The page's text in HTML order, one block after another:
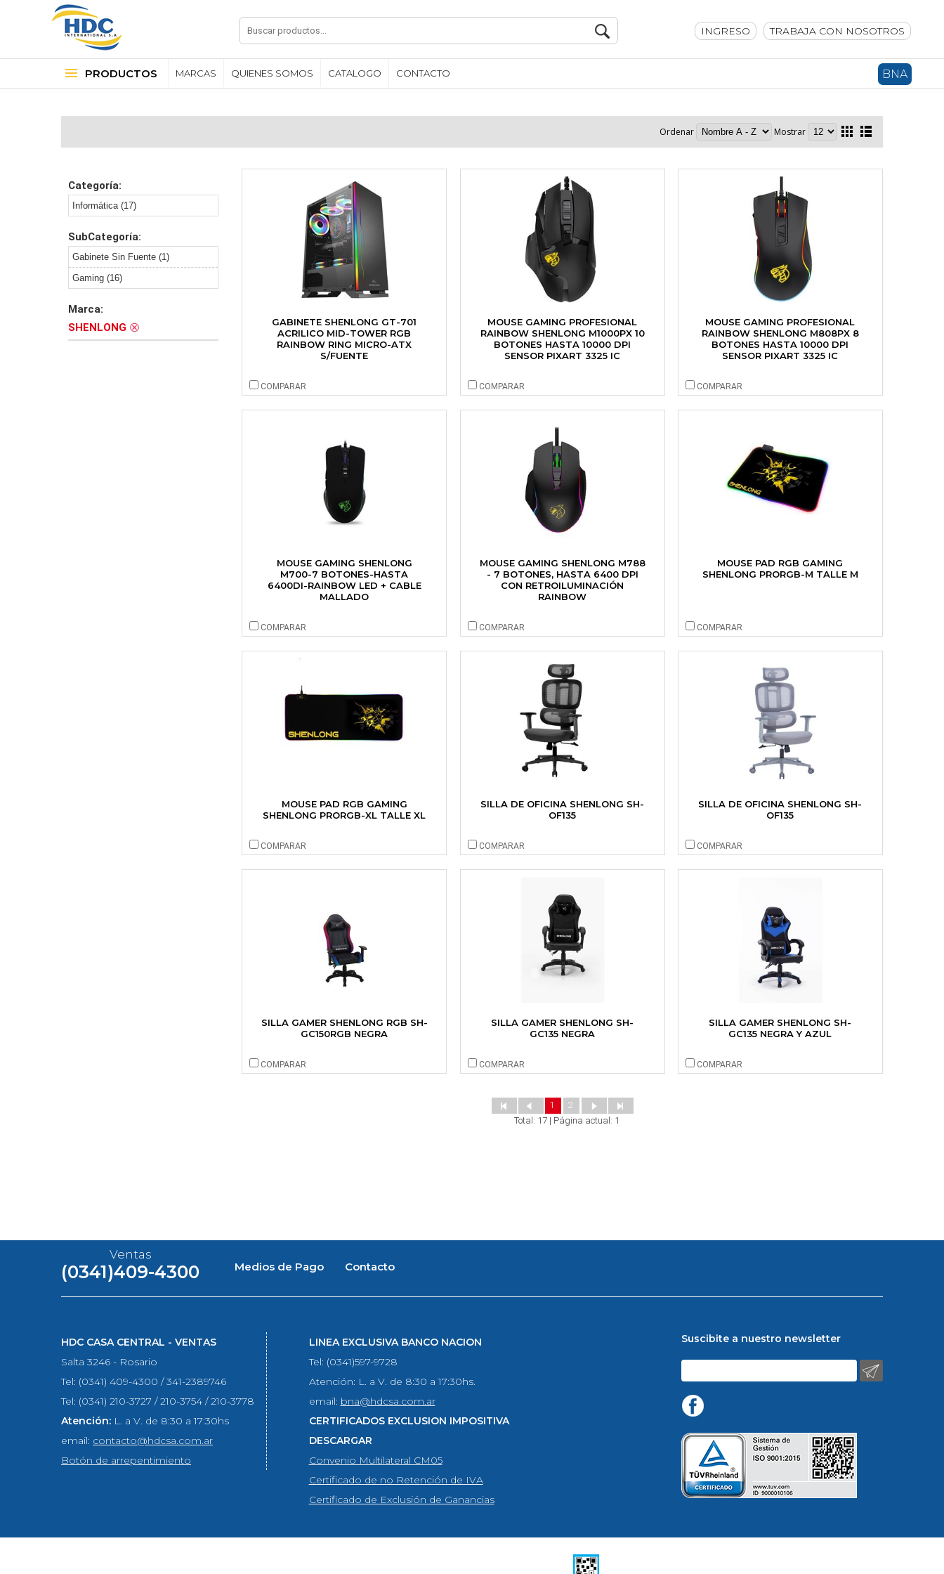
INGRESO TRABAJA CON NOSOTROS
PRODUCTOS MARCAS QUIENES SOMOS CATALOGO CONTACTO BNA
Ordenar Mostrar
Categoría:
Informática (17)
SubCategoría:
Gabinete Sin Fuente (1)
Gaming (16)
Marca:
SHENLONG
GABINETE SHENLONG GT-701
ACRILICO MID-TOWER RGB
RAINBOW RING MICRO-ATX
S/FUENTE
COMPARAR
MOUSE GAMING PROFESIONAL
RAINBOW SHENLONG M1000PX 10
BOTONES HASTA 10000 DPI
SENSOR PIXART 3325 IC
COMPARAR
MOUSE GAMING PROFESIONAL
RAINBOW SHENLONG M808PX 8
BOTONES HASTA 10000 DPI
SENSOR PIXART 3325 IC
COMPARAR
MOUSE GAMING SHENLONG
M700-7 BOTONES-HASTA
6400DI-RAINBOW LED + CABLE
MALLADO
COMPARAR
MOUSE GAMING SHENLONG M788
- 7 BOTONES, HASTA 6400 DPI
CON RETROILUMINACIÓN
RAINBOW
COMPARAR
MOUSE PAD RGB GAMING
SHENLONG PRORGB-M TALLE M
COMPARAR
MOUSE PAD RGB GAMING
SHENLONG PRORGB-XL TALLE XL
COMPARAR
SILLA DE OFICINA SHENLONG SH-
OF135
COMPARAR
SILLA DE OFICINA SHENLONG SH-
OF135
COMPARAR
SILLA GAMER SHENLONG RGB SH-
GC150RGB NEGRA
COMPARAR
SILLA GAMER SHENLONG SH-
GC135 NEGRA
COMPARAR
SILLA GAMER SHENLONG SH-
GC135 NEGRA Y AZUL
COMPARAR
1
2
Total: 17 | Página actual: 1
Ventas
(0341)409-4300 Medios de Pago Contacto
HDC CASA CENTRAL - VENTAS
Salta 3246 - Rosario
Tel: (0341) 409-4300 / 341-2389746
Tel: (0341) 210-3727 / 210-3754 / 210-3778
Atención: L. a V. de 8:30 a 17:30hs
email: contacto@hdcsa.com.ar
Botón de arrepentimiento
LINEA EXCLUSIVA BANCO NACION
Tel: (0341)597-9728
Atención: L. a V. de 8:30 a 17:30hs.
email: bna@hdcsa.com.ar
CERTIFICADOS EXCLUSION IMPOSITIVA
DESCARGAR
Convenio Multilateral CM05
Certificado de no Retención de IVA
Certificado de Exclusión de Ganancias
Suscibite a nuestro newsletter